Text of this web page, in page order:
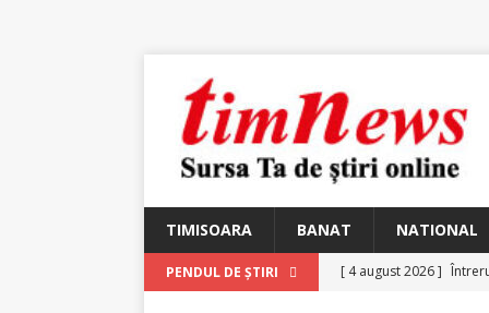
TIMISOARA BANAT NATIONAL
PENDUL DE ȘTIRI [ 4 august 2026 ]